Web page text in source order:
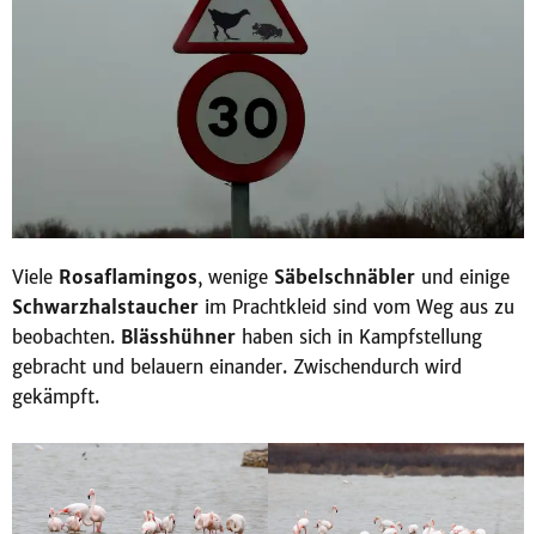
Viele Rosaflamingos, wenige Säbelschnäbler und einige
Schwarzhalstaucher im Prachtkleid sind vom Weg aus zu
beobachten. Blässhühner haben sich in Kampfstellung
gebracht und belauern einander. Zwischendurch wird
gekämpft.